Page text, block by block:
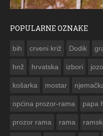
POPULARNE OZNAKE
bih crveni križ Dodik
hnž hrvatska izbori
košarka mostar
općina prozor-rama papa
prozor rama rama